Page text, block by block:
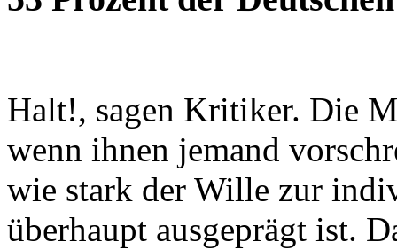
Halt!, sagen Kritiker. Die
wenn ihnen jemand
wie stark der Wille zur
überhaupt ausgeprägt ist.